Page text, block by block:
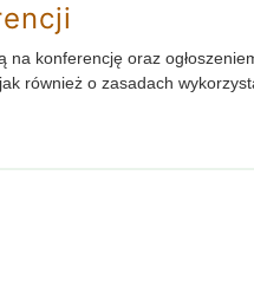
konferencję oraz
również o zasadach